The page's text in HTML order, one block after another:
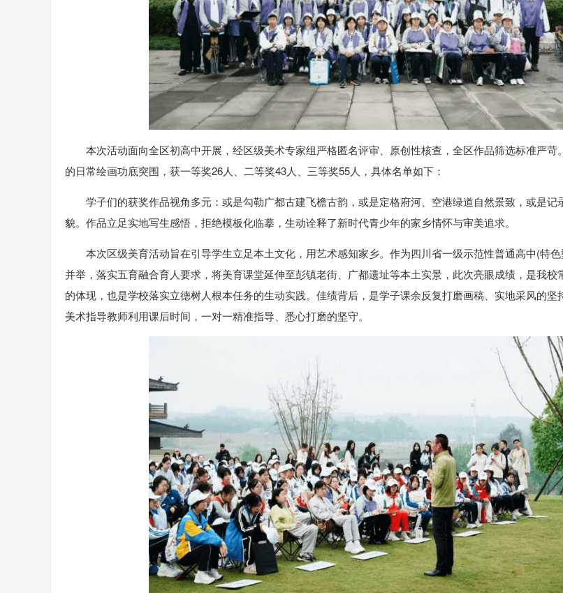
本次活动面向全区初高中开展，经区级美术专家组严格匿名评审、原创性核查，全区作品筛选标准严苛
的日常绘画功底突围，获一等奖26人、二等奖43人、三等奖55人，具体名单如下：
学子们的获奖作品视角多元：或是勾勒广都古建飞檐古韵，或是定格府河、空港绿道自然景致，或是记
貌。作品立足实地写生感悟，拒绝模板化临摹，生动诠释了新时代青少年的家乡情怀与审美追求。
本次区级美育活动旨在引导学生立足本土文化，用艺术感知家乡。作为四川省一级示范性普通高中(特
并举，落实五育融合育人要求，将美育课堂延伸至彭镇老街、广都遗址等本土实景，此次亮眼成绩，是我校
的体现，也是学校落实立德树人根本任务的生动实践。佳绩背后，是学子课余反复打磨画稿、实地采风的坚
美术指导教师利用课后时间，一对一精准指导、悉心打磨的坚守。